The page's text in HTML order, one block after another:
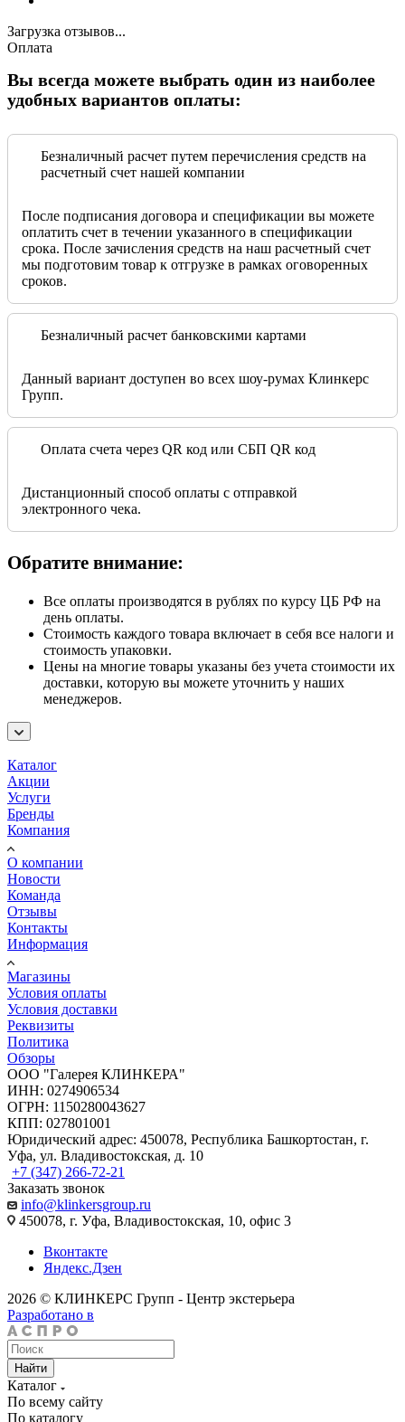
Загрузка отзывов...
Оплата
Вы всегда можете выбрать один из наиболее
удобных вариантов оплаты:
Безналичный расчет путем перечисления средств на
расчетный счет нашей компании
После подписания договора и спецификации вы можете
оплатить счет в течении указанного в спецификации
срока. После зачисления средств на наш расчетный счет
мы подготовим товар к отгрузке в рамках оговоренных
сроков.
Безналичный расчет банковскими картами
Данный вариант доступен во всех шоу-румах Клинкерс
Групп.
Оплата счета через QR код или СБП QR код
Дистанционный способ оплаты с отправкой
электронного чека.
Обратите внимание:
Все оплаты производятся в рублях по курсу ЦБ РФ на
день оплаты.
Стоимость каждого товара включает в себя все налоги и
стоимость упаковки.
Цены на многие товары указаны без учета стоимости их
доставки, которую вы можете уточнить у наших
менеджеров.
Каталог
Акции
Услуги
Бренды
Компания
О компании
Новости
Команда
Отзывы
Контакты
Информация
Магазины
Условия оплаты
Условия доставки
Реквизиты
Политика
Обзоры
ООО "Галерея КЛИНКЕРА"
ИНН: 0274906534
ОГРН: 1150280043627
КПП: 027801001
Юридический адрес: 450078, Республика Башкортостан, г.
Уфа, ул. Владивостокская, д. 10
+7 (347) 266-72-21
Заказать звонок
info@klinkersgroup.ru
450078, г. Уфа, Владивостокская, 10, офис 3
Вконтакте
Яндекс.Дзен
2026 © КЛИНКЕРС Групп - Центр экстерьера
Разработано в
Найти
Каталог
По всему сайту
По каталогу